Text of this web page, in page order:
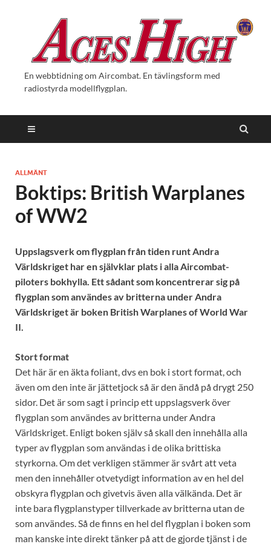
En webbtidning om Aircombat. En tävlingsform med
radiostyrda modellflygplan.
ALLMÄNT
Boktips: British Warplanes
of WW2
Uppslagsverk om flygplan från tiden runt Andra
Världskriget har en självklar plats i alla Aircombat-
piloters bokhylla. Ett sådant som koncentrerar sig på
flygplan som användes av britterna under Andra
Världskriget är boken British Warplanes of World War
II.
Stort format
Det här är en äkta foliant, dvs en bok i stort format, och
även om den inte är jättetjock så är den ändå på drygt 250
sidor. Det är som sagt i princip ett uppslagsverk över
flygplan som användes av britterna under Andra
Världskriget. Enligt boken själv så skall den innehålla alla
typer av flygplan som användas i de olika brittiska
styrkorna. Om det verkligen stämmer är svårt att veta
men den innehåller otvetydigt information av en hel del
obskyra flygplan och givetvis även alla välkända. Det är
inte bara flygplanstyper tillverkade av britterna utan de
som användes. Så de finns en hel del flygplan i boken som
man kanske inte direkt tänker på att de gjorde tjänst i de